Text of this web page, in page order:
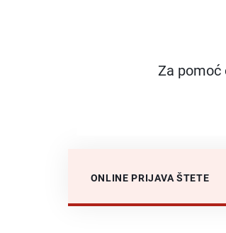
Za pomoć
ONLINE PRIJAVA ŠTETE